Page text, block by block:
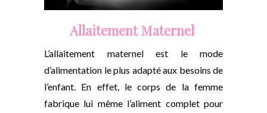
Allaitement Maternel
L’allaitement maternel est le mode
d’alimentation le plus adapté aux besoins de
l’enfant. En effet, le corps de la femme
fabrique lui même l’aliment complet pour